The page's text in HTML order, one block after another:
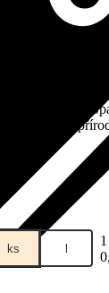
Cementová
Polystyren,
Exteriér, Na
ks l